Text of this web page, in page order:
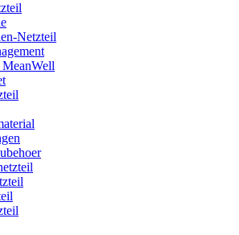
Netzteil